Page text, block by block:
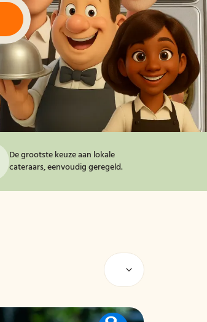
De grootste keuze aan lokale
cateraars, eenvoudig geregeld.